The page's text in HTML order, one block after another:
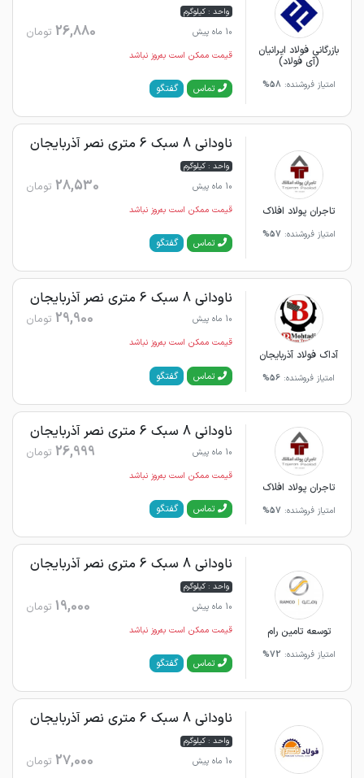
بازرگانی فولاد ایرانیان
(آی فولاد)
امتیاز فروشنده: 58%
واحد : کیلوگرم
10 ماه پیش
26,880 تومان
قیمت ممکن است به‌روز نباشد
تماس گفتگو
تاجران پولاد افلاک
امتیاز فروشنده: 57%
ناودانی 8 سبک 6 متری نصر آذربایجان
واحد : کیلوگرم
10 ماه پیش
28,530 تومان
قیمت ممکن است به‌روز نباشد
تماس گفتگو
آداک فولاد آذربایجان
امتیاز فروشنده: 56%
ناودانی 8 سبک 6 متری نصر آذربایجان
10 ماه پیش 29,900 تومان
قیمت ممکن است به‌روز نباشد
تماس گفتگو
تاجران پولاد افلاک
امتیاز فروشنده: 57%
ناودانی 8 سبک 6 متری نصر آذربایجان
10 ماه پیش 26,999 تومان
قیمت ممکن است به‌روز نباشد
تماس گفتگو
توسعه تامین رام
امتیاز فروشنده: 72%
ناودانی 8 سبک 6 متری نصر آذربایجان
واحد : کیلوگرم
10 ماه پیش
19,000 تومان
قیمت ممکن است به‌روز نباشد
تماس گفتگو
ناودانی 8 سبک 6 متری نصر آذربایجان
واحد : کیلوگرم
10 ماه پیش
27,000 تومان